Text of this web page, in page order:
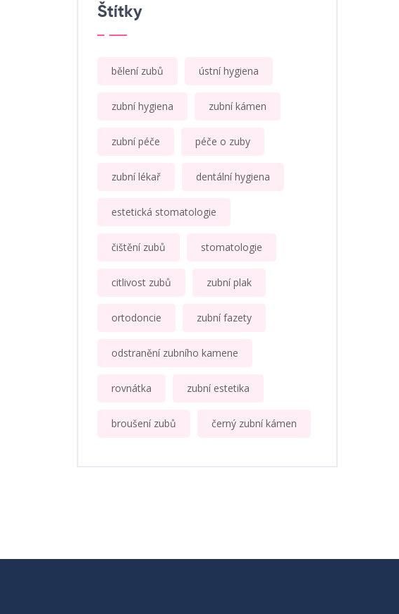
Štítky
bělení zubů ústní hygiena
zubní hygiena zubní kámen
zubní péče péče o zuby
zubní lékař dentální hygiena
estetická stomatologie
čištění zubů stomatologie
citlivost zubů zubní plak
ortodoncie zubní fazety
odstranění zubního kamene
rovnátka zubní estetika
broušení zubů černý zubní kámen